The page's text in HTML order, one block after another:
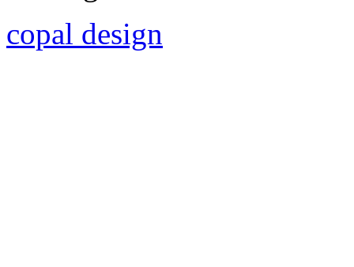
copal design